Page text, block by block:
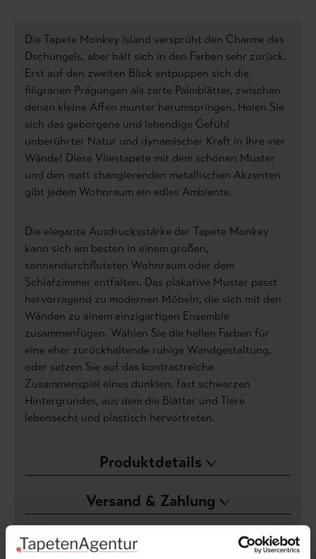
Die Tapete Monkey Island versprüht den Charme des
Dschungels, aber hält sich in den Farben sehr zurück.
Erst auf den zweiten Blick entpuppen sich die
filigranen Prägungen als zarte Palmblätter, zwischen
denen kleine Affen munter herumspringen. Holen Sie
sich das geborgene und lebendige Gefühl
unberührter Natur und dynamischer Kraft in Ihre vier
Wände! Diese Vliestapete mit dem schönen Muster
und den matt changierenden metallischen Akzenten
gibt jedem Wohnraum ein edles Ambiente.
Die elegante Ausdrucksstärke der Tapete Monkey
kann sich am besten in einem großen,
sonnendurchfluteten Wohnraum oder dem
Schlafzimmer entfalten. Das plakative Muster passt
hervorragend zu modernen Möbeln, die sich mit den
Wänden zu einem einzigartigen Ensemble
zusammenfügen. Wählen Sie die hellen Farben für
eine eher zurückhaltende ruhige Wandgestaltung,
oder setzen Sie auf das kontrastreiche
Zusammenspiel eines dunklen, fast schwarzen
Hintergrundes, aus dem die Blätter und Tiere
lebensecht und plastisch hervortreten.
Produktdetails
Versand & Zahlung
Bewertungen